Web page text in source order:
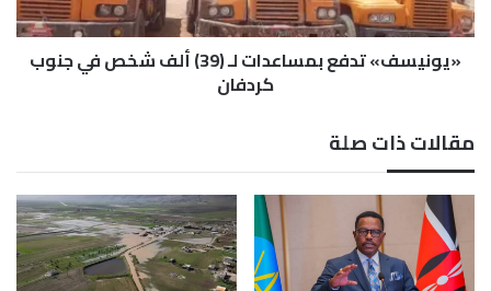
م
ل
ب
ا
ل
»
ت
م
س
ا
«يونيسف» تدفع بمساعدات لـ (39) ألف شخص في جنوب
كردفان
مقالات ذات صلة